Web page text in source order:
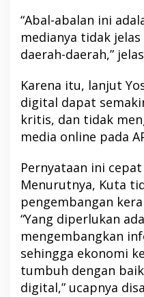
“Abal-abalan ini
medianya tidak
daerah-daerah,”
Karena itu, lanjut
digital dapat
kritis, dan tidak
media online pada
Pernyataan ini
Menurutnya, Kuta
pengembangan
“Yang diperlukan
mengembangkan
sehingga ekonomi
tumbuh dengan
digital,” ucapnya